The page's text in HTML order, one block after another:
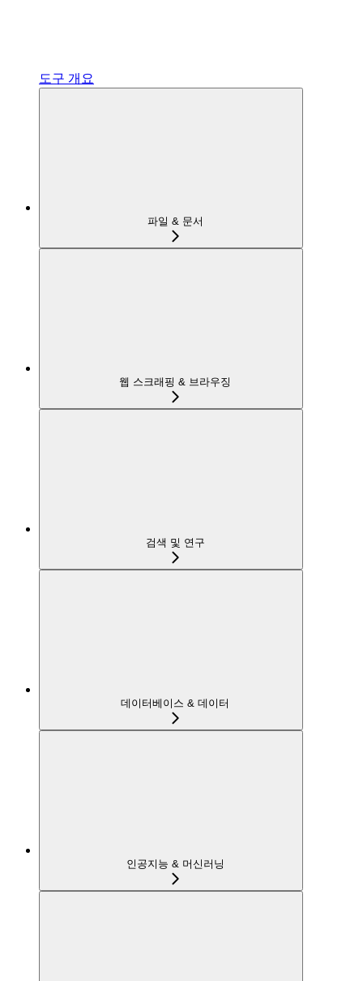
도구 개요
파일 & 문서
웹 스크래핑 & 브라우징
검색 및 연구
데이터베이스 & 데이터
인공지능 & 머신러닝